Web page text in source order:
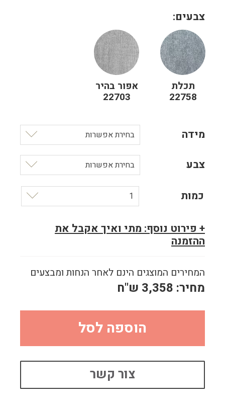
צבעים:
תכלת
22758
אפור בהיר
22703
מידה בחירת אפשרות
צבע בחירת אפשרות
כמות 1
+ פירוט נוסף: מתי ואיך אקבל את
ההזמנה
המחירים המוצגים הינם לאחר הנחות ומבצעים
מחיר: 3,358 ש"ח
הוספה לסל
צור קשר